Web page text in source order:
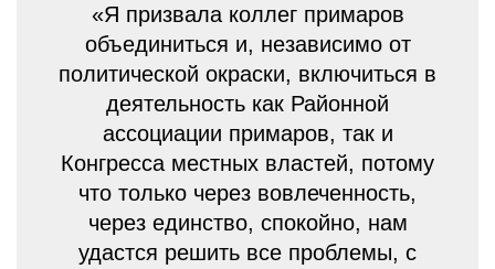
«Я призвала коллег примаров
объединиться и, независимо от
политической окраски, включиться в
деятельность как Районной
ассоциации примаров, так и
Конгресса местных властей, потому
что только через вовлеченность,
через единство, спокойно, нам
удастся решить все проблемы, с